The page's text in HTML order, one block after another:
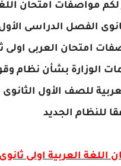
مواصفات امتحان
الفصل الدراسى
مواصفات امتحان العربى
، تعليمات الوزارة بشأن
للصف الأول الثانوى
العربية اولى ثانوى 2020/